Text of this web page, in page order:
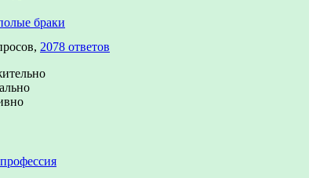
браки
2078 ответов